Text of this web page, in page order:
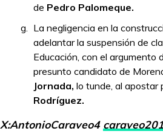
de Pedro Palomeque.
La negligencia en la
adelantar la suspensión de
Educación, con el argumento
presunto candidato de
Jornada, lo tunde, al apostar
Rodríguez.
X:AntonioCaraveo4